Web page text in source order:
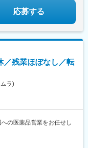
応募する
／残業ほぼなし／転
ラ)
の医薬品営業をお任せし